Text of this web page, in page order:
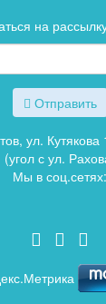
на
Отправить
ул. Кутякова
(угол с ул.
Мы в соц.сетях: